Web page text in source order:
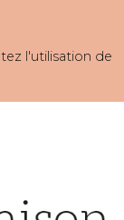
l'utilisation de